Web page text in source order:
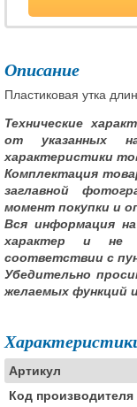
Описание
Пластиковая утка
Технические
от указанных
характеристики
Комплектация
заглавной
момент покупки и
Вся информация
характер и не
соответствии с
Убедительно
желаемых функций
Артикул
Код производителя